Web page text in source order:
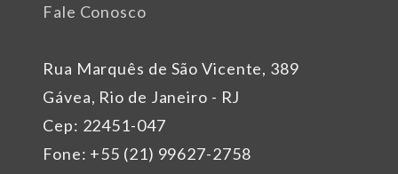
Rua Marquês de São Vicente, 389
Gávea, Rio de Janeiro - RJ
Cep: 22451-047
Fone: +55 (21) 99627-2758
Fale Conosco